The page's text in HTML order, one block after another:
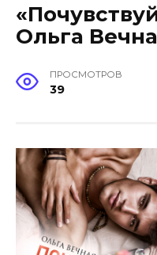
Ольга
ПРОСМОТРОВ
39